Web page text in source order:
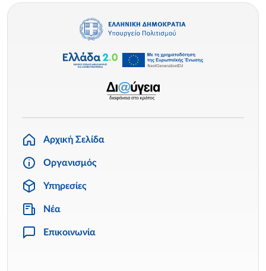
Αρχική Σελίδα
Οργανισμός
Υπηρεσίες
Νέα
Επικοινωνία